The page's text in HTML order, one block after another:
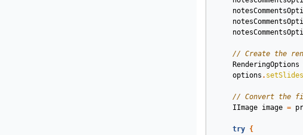
// Create the
RenderingOptions
options .
// Convert the
IImage
image =
try
{